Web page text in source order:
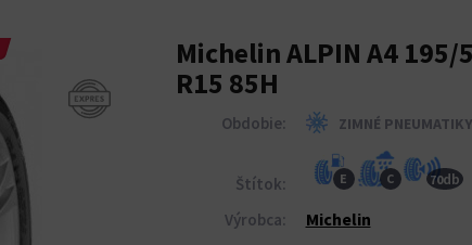
Michelin ALPIN A4 195/
R15 85H
Obdobie: ZIMNÉ PNEUMATIKY
Štítok: E C 70db
Výrobca: Michelin